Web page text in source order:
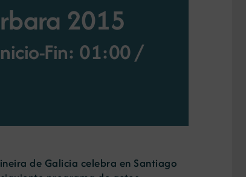
2015
Fin: 01:00/
de Galicia celebra en Santiago